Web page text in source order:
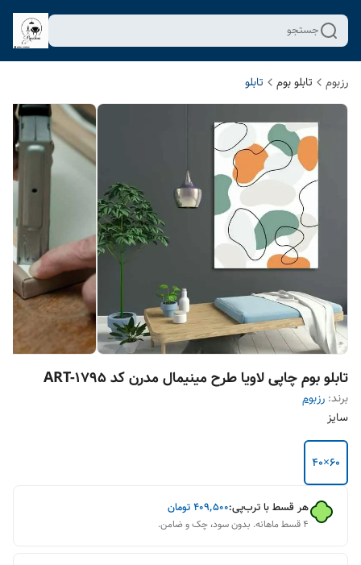
جستجو
رزبوم تابلو بوم تابلو
تابلو بوم چاپی لاویا طرح مینیمال مدرن کد ART-1795
برند: رزبوم
سایز
۶۰×۴۰
هر قسط با ترب‌پی:۴۰۹٬۵۰۰تومان
۴ قسط ماهانه. بدون سود، چک و ضامن.